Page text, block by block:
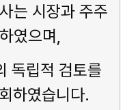
는 시장과 주주
였으며,
독립적 검토를
하였습니다.